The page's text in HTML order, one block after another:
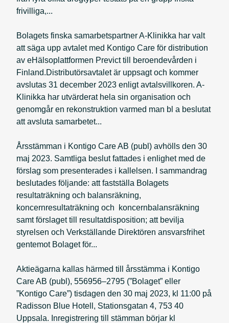
frivilliga,...
Bolagets finska samarbetspartner A-Klinikka har valt
att säga upp avtalet med Kontigo Care för distribution
av eHälsoplattformen Previct till beroendevården i
Finland.Distributörsavtalet är uppsagt och kommer
avslutas 31 december 2023 enligt avtalsvillkoren. A-
Klinikka har utvärderat hela sin organisation och
genomgår en rekonstruktion varmed man bl a beslutat
att avsluta samarbetet...
Årsstämman i Kontigo Care AB (publ) avhölls den 30
maj 2023. Samtliga beslut fattades i enlighet med de
förslag som presenterades i kallelsen. I sammandrag
beslutades följande: att fastställa Bolagets
resultaträkning och balansräkning,
koncernresultaträkning och koncernbalansräkning
samt förslaget till resultatdisposition; att bevilja
styrelsen och Verkställande Direktören ansvarsfrihet
gentemot Bolaget för...
Aktieägarna kallas härmed till årsstämma i Kontigo
Care AB (publ), 556956–2795 (”Bolaget” eller
”Kontigo Care”) tisdagen den 30 maj 2023, kl 11:00 på
Radisson Blue Hotell, Stationsgatan 4, 753 40
Uppsala. Inregistrering till stämman börjar kl